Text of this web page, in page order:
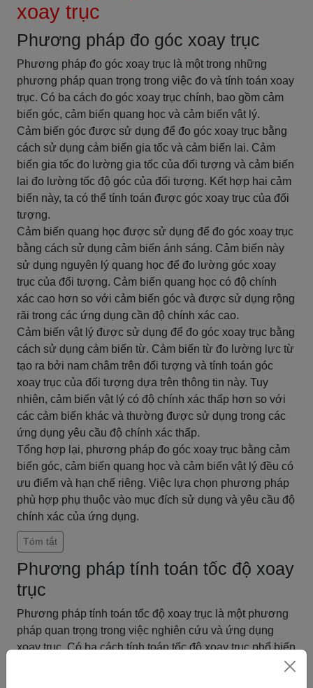
xoay trục
Phương pháp đo góc xoay trục
Phương pháp đo góc xoay trục là một trong những
phương pháp quan trọng trong việc đo và tính toán xoay
trục. Có ba cách đo góc xoay trục chính, bao gồm cảm
biến góc, cảm biến quang học và cảm biến vật lý.
Cảm biến góc được sử dụng để đo góc xoay trục bằng
cách sử dụng cảm biến gia tốc và cảm biến lai. Cảm
biến gia tốc đo lường gia tốc của đối tượng và cảm biến
lai đo lường tốc độ góc của đối tượng. Kết hợp hai cảm
biến này, ta có thể tính toán được góc xoay trục của đối
tượng.
Cảm biến quang học được sử dụng để đo góc xoay trục
bằng cách sử dụng cảm biến ánh sáng. Cảm biến này
sử dụng nguyên lý quang học để đo lường góc xoay
trục của đối tượng. Cảm biến quang học có độ chính
xác cao hơn so với cảm biến góc và được sử dụng rộng
rãi trong các ứng dụng cần độ chính xác cao.
Cảm biến vật lý được sử dụng để đo góc xoay trục bằng
cách sử dụng cảm biến từ. Cảm biến từ đo lường lực từ
tạo ra bởi nam châm trên đối tượng và tính toán góc
xoay trục của đối tượng dựa trên thông tin này. Tuy
nhiên, cảm biến vật lý có độ chính xác thấp hơn so với
các cảm biến khác và thường được sử dụng trong các
ứng dụng yêu cầu độ chính xác thấp.
Tổng hợp lại, phương pháp đo góc xoay trục bằng cảm
biến góc, cảm biến quang học và cảm biến vật lý đều có
ưu điểm và hạn chế riêng. Việc lựa chọn phương pháp
phù hợp phụ thuộc vào mục đích sử dụng và yêu cầu độ
chính xác của ứng dụng.
Tóm tắt
Phương pháp tính toán tốc độ xoay
trục
Phương pháp tính toán tốc độ xoay trục là một phương
pháp quan trọng trong việc nghiên cứu và ứng dụng
xoay trục. Có ba cách tính toán tốc độ xoay trục phổ biến